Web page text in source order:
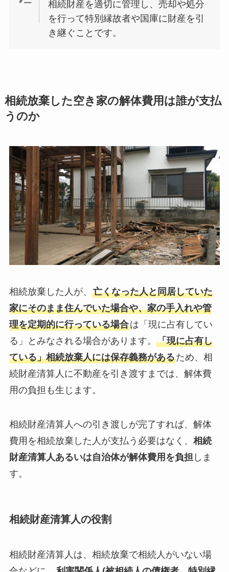
相続財産を適切に管理し、売却や処分
を行って特別縁故者や国庫に財産を引
き継ぐことです。
相続放棄した空き家の解体費用は誰が支払
うのか
相続放棄した人が、 亡くなった人と同居していた
家にそのまま住んでいた場合や、家の手入れや管
理を定期的に行っている場合は「現に占有してい
る」とみなされる場合があります。 「現に占有し
ている」相続放棄人には保存義務があるため、相
続財産清算人に不動産を引き渡すまでは、解体費
用の負担も生じます。
相続財産清算人への引き渡しが完了すれば、解体
費用を相続放棄した人が支払う必要はなく、 相続
財産清算人あるいは自治体が解体費用を負担しま
す。
相続財産清算人の役割
相続財産清算人は、相続放棄で相続人がいない場